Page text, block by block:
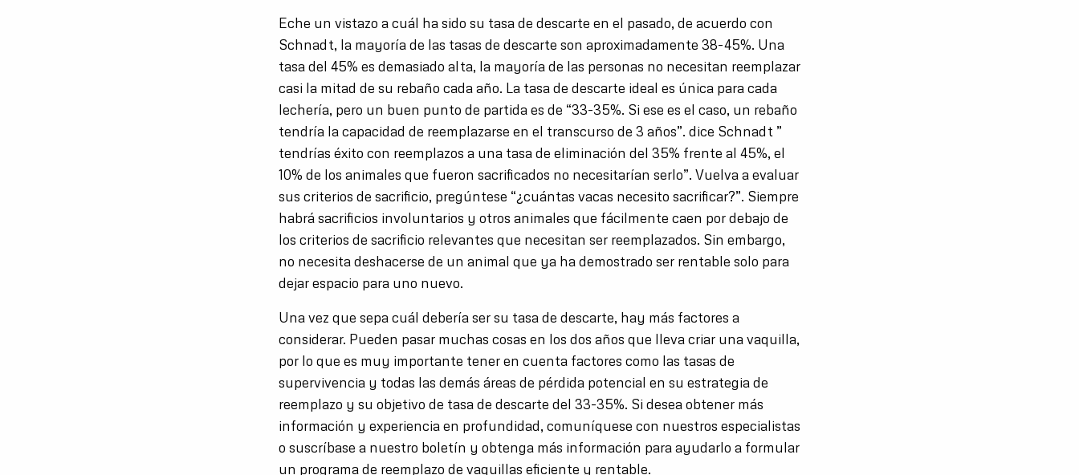
Eche un vistazo a cuál ha sido su tasa de descarte en el pasado, de acuerdo con
Schnadt, la mayoría de las tasas de descarte son aproximadamente 38-45%. Una
tasa del 45% es demasiado alta, la mayoría de las personas no necesitan reemplazar
casi la mitad de su rebaño cada año. La tasa de descarte ideal es única para cada
lechería, pero un buen punto de partida es de “33-35%. Si ese es el caso, un rebaño
tendría la capacidad de reemplazarse en el transcurso de 3 años”. dice Schnadt ”
tendrías éxito con reemplazos a una tasa de eliminación del 35% frente al 45%, el
10% de los animales que fueron sacrificados no necesitarían serlo”. Vuelva a evaluar
sus criterios de sacrificio, pregúntese “¿cuántas vacas necesito sacrificar?”. Siempre
habrá sacrificios involuntarios y otros animales que fácilmente caen por debajo de
los criterios de sacrificio relevantes que necesitan ser reemplazados. Sin embargo,
no necesita deshacerse de un animal que ya ha demostrado ser rentable solo para
dejar espacio para uno nuevo.
Una vez que sepa cuál debería ser su tasa de descarte, hay más factores a
considerar. Pueden pasar muchas cosas en los dos años que lleva criar una vaquilla,
por lo que es muy importante tener en cuenta factores como las tasas de
supervivencia y todas las demás áreas de pérdida potencial en su estrategia de
reemplazo y su objetivo de tasa de descarte del 33-35%. Si desea obtener más
información y experiencia en profundidad, comuníquese con nuestros especialistas
o suscríbase a nuestro boletín y obtenga más información para ayudarlo a formular
un programa de reemplazo de vaquillas eficiente y rentable.